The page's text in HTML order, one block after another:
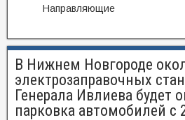
Направляющие
В Нижнем Новгороде
электрозаправочных
Генерала Ивлиева будет
парковка автомобилей с